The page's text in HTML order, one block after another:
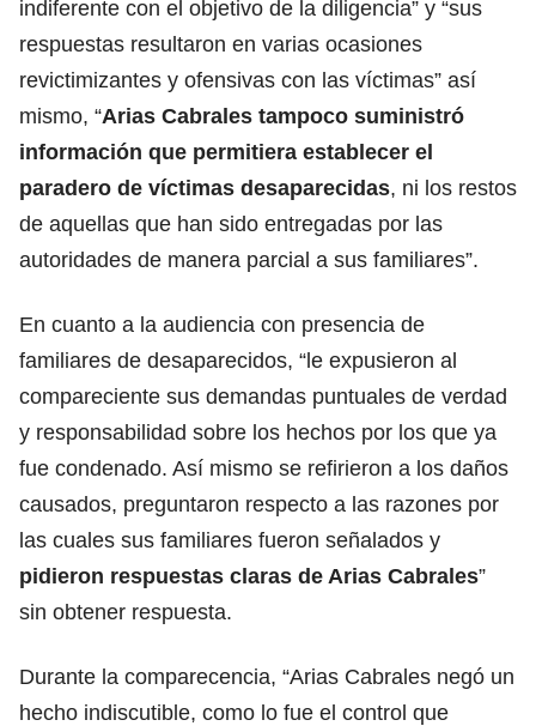
indiferente con el objetivo de la diligencia” y “sus
respuestas resultaron en varias ocasiones
revictimizantes y ofensivas con las víctimas” así
mismo, “Arias Cabrales tampoco suministró
información que permitiera establecer el
paradero de víctimas desaparecidas, ni los restos
de aquellas que han sido entregadas por las
autoridades de manera parcial a sus familiares”.
En cuanto a la audiencia con presencia de
familiares de desaparecidos, “le expusieron al
compareciente sus demandas puntuales de verdad
y responsabilidad sobre los hechos por los que ya
fue condenado. Así mismo se refirieron a los daños
causados, preguntaron respecto a las razones por
las cuales sus familiares fueron señalados y
pidieron respuestas claras de Arias Cabrales”
sin obtener respuesta.
Durante la comparecencia, “Arias Cabrales negó un
hecho indiscutible, como lo fue el control que